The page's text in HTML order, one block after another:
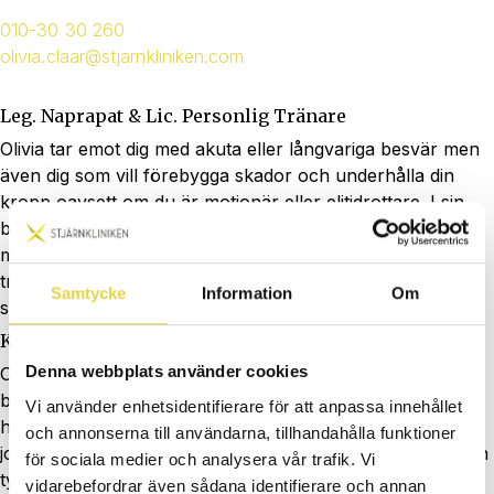
Samtycke Information Om
Denna webbplats använder cookies
Vi använder enhetsidentifierare för att anpassa innehållet
och annonserna till användarna, tillhandahålla funktioner
för sociala medier och analysera vår trafik. Vi
vidarebefordrar även sådana identifierare och annan
010-30 30 260
olivia.claar@stjarnkliniken.com
Leg. Naprapat & Lic. Personlig Tränare
Olivia tar emot dig med akuta eller långvariga besvär men
även dig som vill förebygga skador och underhålla din
kropp oavsett om du är motionär eller elitidrottare. I sin
behandling använder hon sig bland annat av
mjukdelsbehandling, ledbehandling och rehabiliterande
träning. Åtgärder som tejpning, dry needling eller
stötvågsbehandling kan också vara aktuellt.
Kuriosa
Olivia är ursprungligen från Norrköping och har en
bakgrund inom idrott. Då hon kommer från en stor
handbollsfamilj är kärleken för just den sporten stor. Hon
jobbar dessutom som medicinare i Goalball-landslaget och
tycker det är riktigt roligt. Hon är en lagspelare av rang!